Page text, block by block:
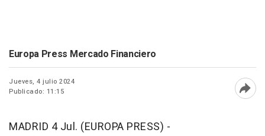
Europa Press Mercado Financiero
Jueves, 4 julio 2024
Publicado: 11:15
MADRID 4 Jul. (EUROPA PRESS) -